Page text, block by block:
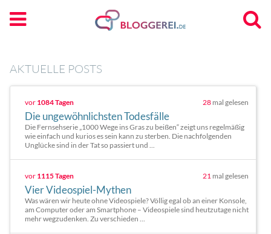
AKTUELLE POSTS
vor 1084 Tagen 28 mal gelesen
Die ungewöhnlichsten Todesfälle
Die Fernsehserie „1000 Wege ins Gras zu beißen“ zeigt uns regelmäßig
wie einfach und kurios es sein kann zu sterben. Die nachfolgenden
Unglücke sind in der Tat so passiert und ...
vor 1115 Tagen 21 mal gelesen
Vier Videospiel-Mythen
Was wären wir heute ohne Videospiele? Völlig egal ob an einer Konsole,
am Computer oder am Smartphone – Videospiele sind heutzutage nicht
mehr wegzudenken. Zu verschieden ...